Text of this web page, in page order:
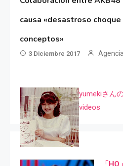
causa «desastroso
conceptos»
3 Diciembre 2017
yumekiさん
videos
「